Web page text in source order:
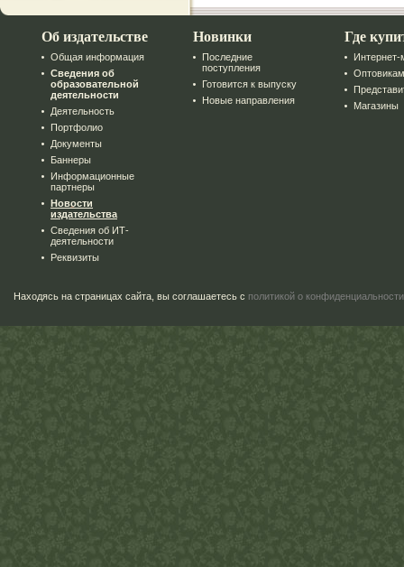
Об издательстве
Общая информация
Сведения об
образовательной
деятельности
Деятельность
Портфолио
Документы
Баннеры
Информационные
партнеры
Новости
издательства
Сведения об ИТ-
деятельности
Реквизиты
Новинки
Последние
поступления
Готовится к выпуску
Новые направления
Где
Интернет-
Оптовикам
Магазины
Находясь на страницах сайта, вы соглашаетесь с политикой о конфиденциальности